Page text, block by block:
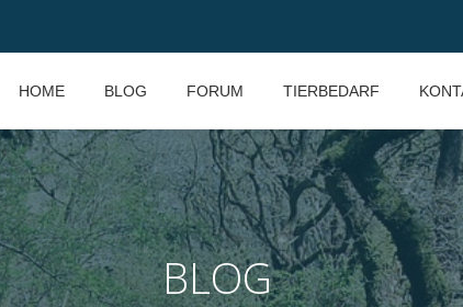
HOME BLOG FORUM TIERBEDARF
BLOG